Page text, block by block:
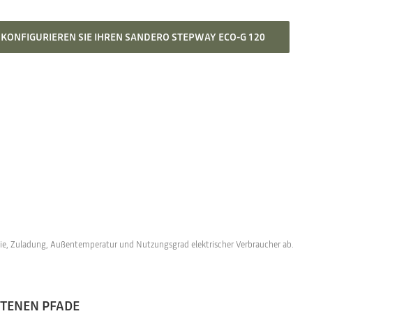
KONFIGURIEREN SIE IHREN SANDERO STEPWAY ECO-G 120
Zuladung, Außentemperatur und Nutzungsgrad elektrischer Verbraucher ab.
PFADE